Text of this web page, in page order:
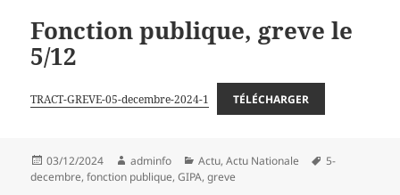
Fonction publique, greve le
5/12
TRACT-GREVE-05-decembre-2024-1 TÉLÉCHARGER
Publié
le
03/12/2024 Auteur
adminfo Catégories
Actu,Actu Nationale
Mots-
5-
decembre,fonction publique,GIPA,greve